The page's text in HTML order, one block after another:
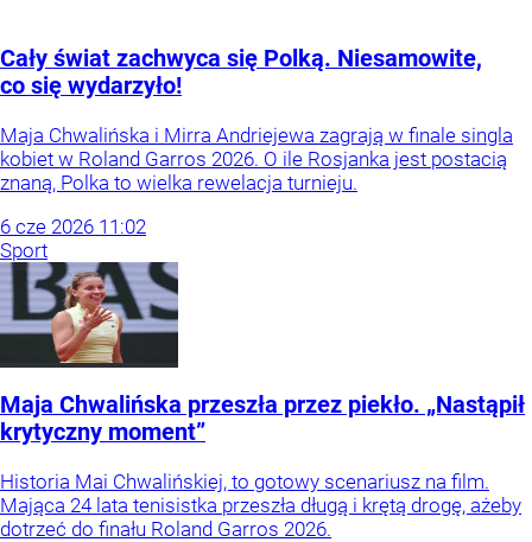
Cały świat zachwyca się Polką. Niesamowite,
co się wydarzyło!
Maja Chwalińska i Mirra Andriejewa zagrają w finale singla
kobiet w Roland Garros 2026. O ile Rosjanka jest postacią
znaną, Polka to wielka rewelacja turnieju.
6 cze 2026 11:02
Sport
Maja Chwalińska przeszła przez piekło. „Nastąpił
krytyczny moment”
Historia Mai Chwalińskiej, to gotowy scenariusz na film.
Mająca 24 lata tenisistka przeszła długą i krętą drogę, ażeby
dotrzeć do finału Roland Garros 2026.